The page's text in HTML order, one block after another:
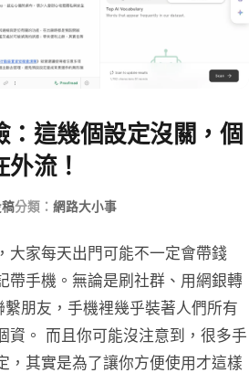
：這幾個設定沒關，個
流！
分類： 網路大小事
大家每天出門可能不一定會帶錢
帶手機。無論是刷社群、用網銀轉
繫朋友，手機裡幾乎裝著人們所有
資。 而且你可能沒注意到，很多手
，其實是為了讓你方便使用才這樣